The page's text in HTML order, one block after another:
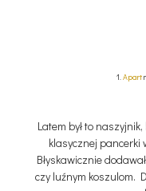
1.Apart
Latem był to
klasycznej pancerki
Błyskawicznie
czy luźnym koszulom.